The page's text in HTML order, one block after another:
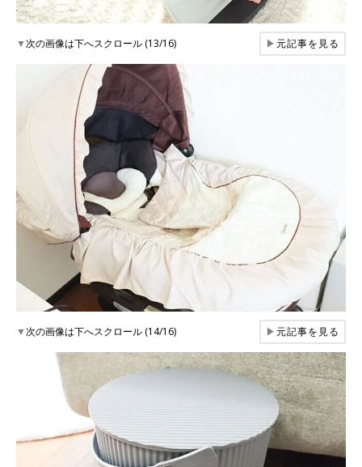
▼次の画像は下へスクロール (13/16) ▶元記事を見る
▼次の画像は下へスクロール (14/16) ▶元記事を見る